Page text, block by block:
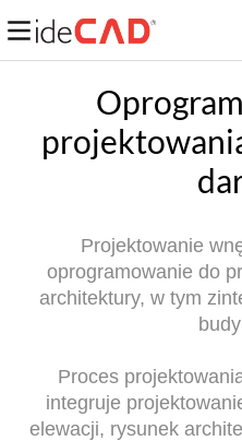
Projektowanie
oprogramowanie do
architektury, w tym
Proces
integruje
elewacji, rysunek